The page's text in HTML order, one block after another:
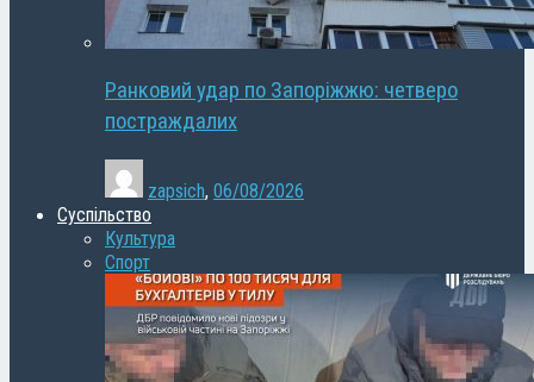
Ранковий удар по Запоріжжю: четверо
постраждалих
zapsich, 06/08/2026
Суспільство
Культура
Спорт